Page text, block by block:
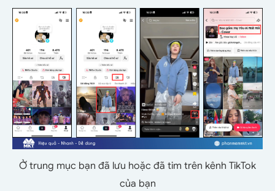
Ở trung mục bạn đã lưu hoặc đã tim trên kênh TikTok
của bạn